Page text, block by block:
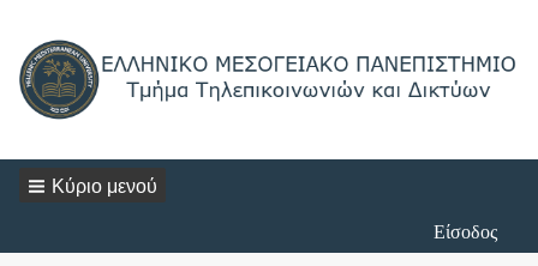
Κύριο μενού
Είσοδος